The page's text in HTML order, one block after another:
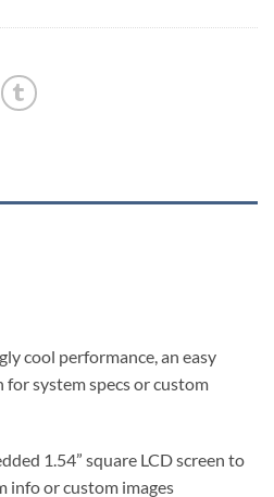
cool performance, an easy
for system specs or custom
1.54” square LCD screen to
info or custom images